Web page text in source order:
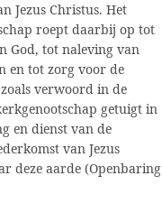
Jezus Christus. Het
roept daarbij op tot
God, tot naleving van
en tot zorg voor de
verwoord in de
getuigt in
en dienst van de
van Jezus
deze aarde (Openbaring